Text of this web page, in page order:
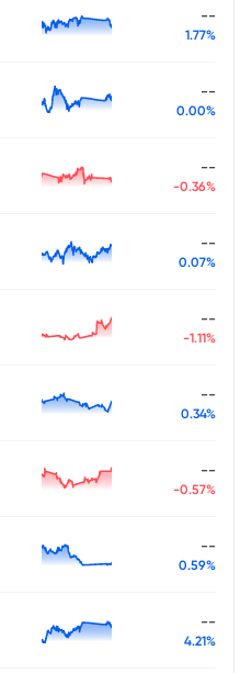
--
1.77%
--
0.00%
--
-0.36%
--
0.07%
--
-1.11%
--
0.34%
--
-0.57%
--
0.59%
--
4.21%